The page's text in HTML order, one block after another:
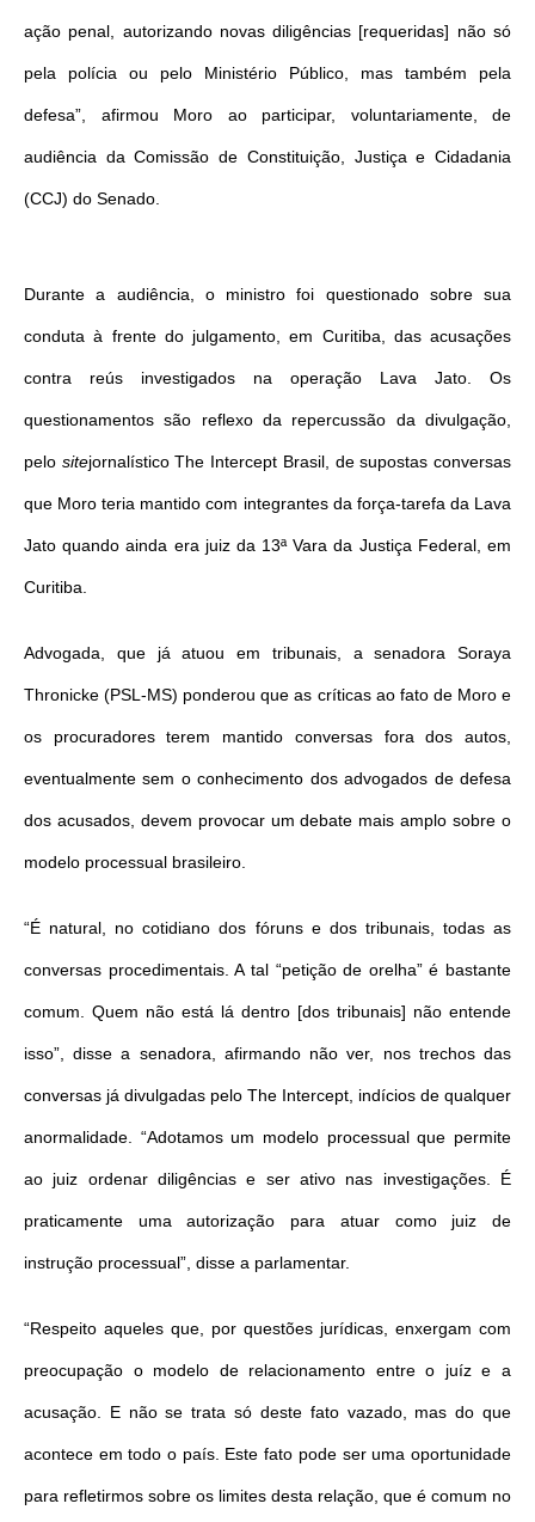
ação penal, autorizando novas diligências [requeridas] não só
pela polícia ou pelo Ministério Público, mas também pela
defesa”, afirmou Moro ao participar, voluntariamente, de
audiência da Comissão de Constituição, Justiça e Cidadania
(CCJ) do Senado.
Durante a audiência, o ministro foi questionado sobre sua
conduta à frente do julgamento, em Curitiba, das acusações
contra reús investigados na operação Lava Jato. Os
questionamentos são reflexo da repercussão da divulgação,
pelo sitejornalístico The Intercept Brasil, de supostas conversas
que Moro teria mantido com integrantes da força-tarefa da Lava
Jato quando ainda era juiz da 13ª Vara da Justiça Federal, em
Curitiba.
Advogada, que já atuou em tribunais, a senadora Soraya
Thronicke (PSL-MS) ponderou que as críticas ao fato de Moro e
os procuradores terem mantido conversas fora dos autos,
eventualmente sem o conhecimento dos advogados de defesa
dos acusados, devem provocar um debate mais amplo sobre o
modelo processual brasileiro.
“É natural, no cotidiano dos fóruns e dos tribunais, todas as
conversas procedimentais. A tal “petição de orelha” é bastante
comum. Quem não está lá dentro [dos tribunais] não entende
isso”, disse a senadora, afirmando não ver, nos trechos das
conversas já divulgadas pelo The Intercept, indícios de qualquer
anormalidade. “Adotamos um modelo processual que permite
ao juiz ordenar diligências e ser ativo nas investigações. É
praticamente uma autorização para atuar como juiz de
instrução processual”, disse a parlamentar.
“Respeito aqueles que, por questões jurídicas, enxergam com
preocupação o modelo de relacionamento entre o juíz e a
acusação. E não se trata só deste fato vazado, mas do que
acontece em todo o país. Este fato pode ser uma oportunidade
para refletirmos sobre os limites desta relação, que é comum no